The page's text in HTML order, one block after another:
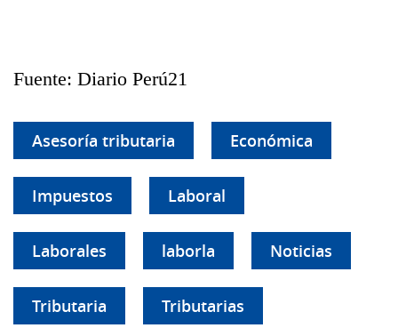
Fuente: Diario Perú21
Asesoría tributaria Económica
Impuestos Laboral
Laborales laborla Noticias
Tributaria Tributarias